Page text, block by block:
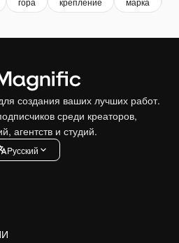
создания ваших лучших работ.
среди креаторов,
агентств и студий.
Pусский